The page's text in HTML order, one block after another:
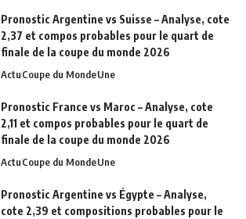
Pronostic Argentine vs Suisse – Analyse, cote
2,37 et compos probables pour le quart de
finale de la coupe du monde 2026
ActuCoupe du MondeUne
Pronostic France vs Maroc – Analyse, cote
2,11 et compos probables pour le quart de
finale de la coupe du monde 2026
ActuCoupe du MondeUne
Pronostic Argentine vs Égypte – Analyse,
cote 2,39 et compositions probables pour le